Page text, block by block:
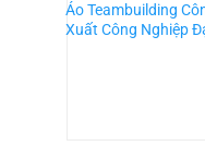
Áo Teambuilding
Xuất Công Nghiệp